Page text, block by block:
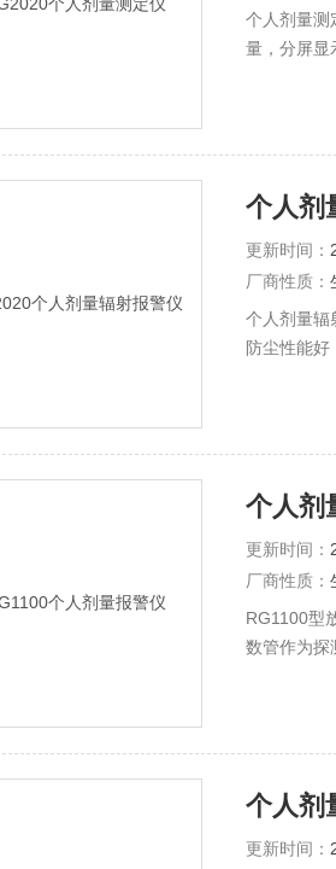
个人剂量测
量，分屏显
个人剂
更新时间：
厂商性质：
个人剂量辐
防尘性能
个人剂
更新时间：
厂商性质：
RG1100型
数管作为探
监测X射
个人剂
更新时间：